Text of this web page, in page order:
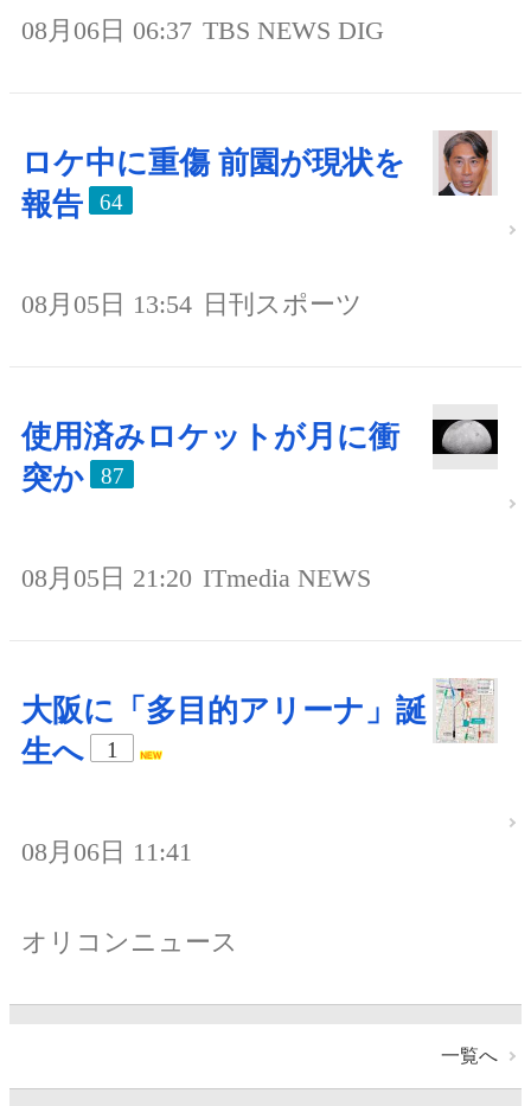
08月06日 06:37 TBS NEWS DIG
ロケ中に重傷 前園が現状を
報告
64
08月05日 13:54 日刊スポーツ
使用済みロケットが月に衝
突か
87
08月05日 21:20 ITmedia NEWS
大阪に「多目的アリーナ」誕
生へ
1
08月06日 11:41
オリコンニュース
一覧へ